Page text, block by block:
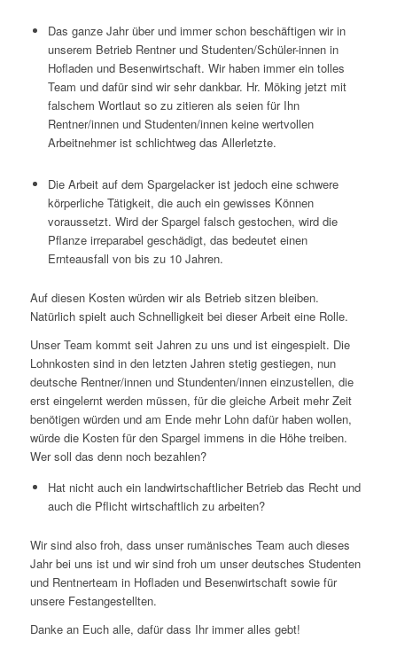
Das ganze Jahr über und immer schon beschäftigen wir in
unserem Betrieb Rentner und Studenten/Schüler-innen in
Hofladen und Besenwirtschaft. Wir haben immer ein tolles
Team und dafür sind wir sehr dankbar. Hr. Möking jetzt mit
falschem Wortlaut so zu zitieren als seien für Ihn
Rentner/innen und Studenten/innen keine wertvollen
Arbeitnehmer ist schlichtweg das Allerletzte.
Die Arbeit auf dem Spargelacker ist jedoch eine schwere
körperliche Tätigkeit, die auch ein gewisses Können
voraussetzt. Wird der Spargel falsch gestochen, wird die
Pflanze irreparabel geschädigt, das bedeutet einen
Ernteausfall von bis zu 10 Jahren.
Auf diesen Kosten würden wir als Betrieb sitzen bleiben.
Natürlich spielt auch Schnelligkeit bei dieser Arbeit eine Rolle.
Unser Team kommt seit Jahren zu uns und ist eingespielt. Die
Lohnkosten sind in den letzten Jahren stetig gestiegen, nun
deutsche Rentner/innen und Stundenten/innen einzustellen, die
erst eingelernt werden müssen, für die gleiche Arbeit mehr Zeit
benötigen würden und am Ende mehr Lohn dafür haben wollen,
würde die Kosten für den Spargel immens in die Höhe treiben.
Wer soll das denn noch bezahlen?
Hat nicht auch ein landwirtschaftlicher Betrieb das Recht und
auch die Pflicht wirtschaftlich zu arbeiten?
Wir sind also froh, dass unser rumänisches Team auch dieses
Jahr bei uns ist und wir sind froh um unser deutsches Studenten
und Rentnerteam in Hofladen und Besenwirtschaft sowie für
unsere Festangestellten.
Danke an Euch alle, dafür dass Ihr immer alles gebt!